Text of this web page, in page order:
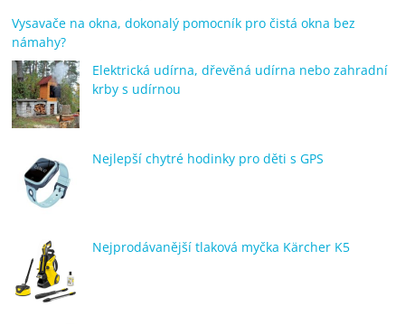
Vysavače na okna, dokonalý pomocník pro čistá okna bez
námahy?
Elektrická udírna, dřevěná udírna nebo zahradní
krby s udírnou
Nejlepší chytré hodinky pro děti s GPS
Nejprodávanější tlaková myčka Kärcher K5